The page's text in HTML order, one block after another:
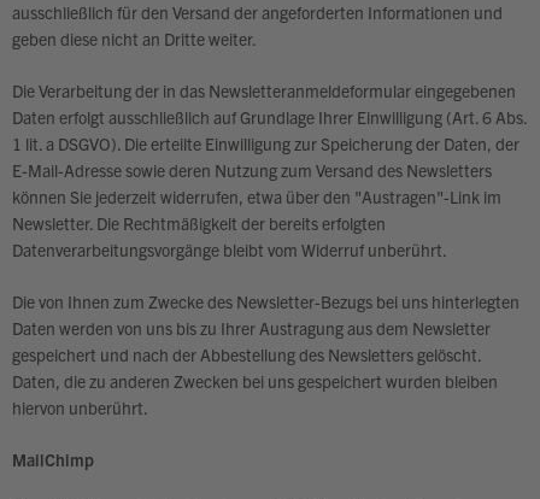
ausschließlich für den Versand der angeforderten Informationen und
geben diese nicht an Dritte weiter.
Die Verarbeitung der in das Newsletteranmeldeformular eingegebenen
Daten erfolgt ausschließlich auf Grundlage Ihrer Einwilligung (Art. 6 Abs.
1 lit. a DSGVO). Die erteilte Einwilligung zur Speicherung der Daten, der
E-Mail-Adresse sowie deren Nutzung zum Versand des Newsletters
können Sie jederzeit widerrufen, etwa über den "Austragen"-Link im
Newsletter. Die Rechtmäßigkeit der bereits erfolgten
Datenverarbeitungsvorgänge bleibt vom Widerruf unberührt.
Die von Ihnen zum Zwecke des Newsletter-Bezugs bei uns hinterlegten
Daten werden von uns bis zu Ihrer Austragung aus dem Newsletter
gespeichert und nach der Abbestellung des Newsletters gelöscht.
Daten, die zu anderen Zwecken bei uns gespeichert wurden bleiben
hiervon unberührt.
MailChimp